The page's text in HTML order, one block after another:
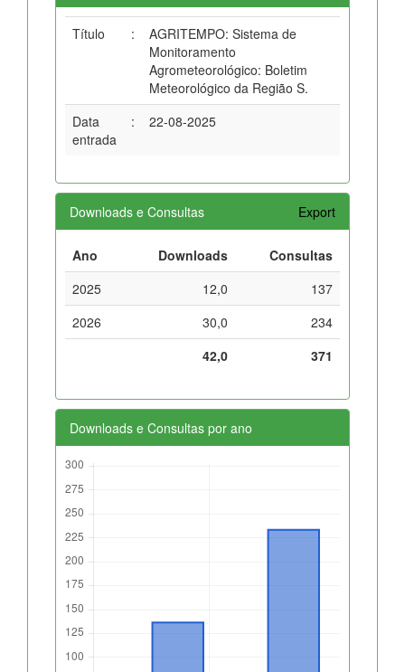
Título :
AGRITEMPO: Sistema de
Monitoramento
Agrometeorológico: Boletim
Meteorológico da Região S.
Data
entrada
: 22-08-2025
Downloads e Consultas Export
Ano Downloads
Consultas
2025
12,0
137
2026
30,0
234
42,0
371
Downloads e Consultas por ano